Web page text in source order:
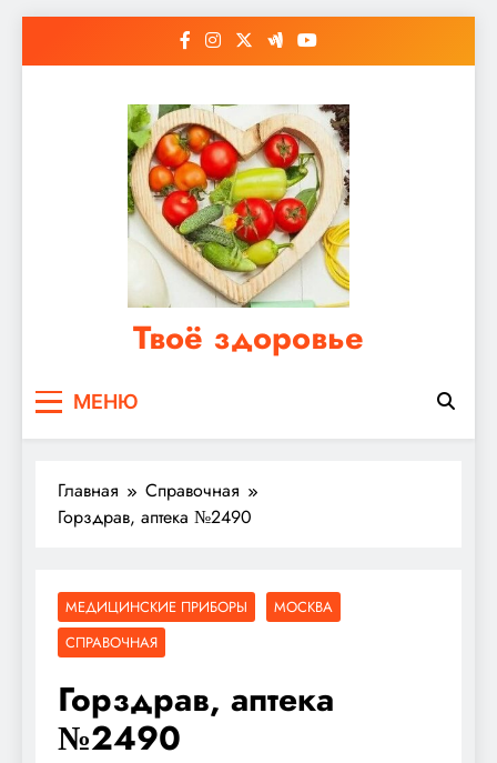
Твоё здоровье
мужском здоровье
МЕНЮ
Главная
Справочная
Горздрав, аптека №2490
МЕДИЦИНСКИЕ ПРИБОРЫ
МОСКВА
СПРАВОЧНАЯ
Горздрав, аптека
№2490